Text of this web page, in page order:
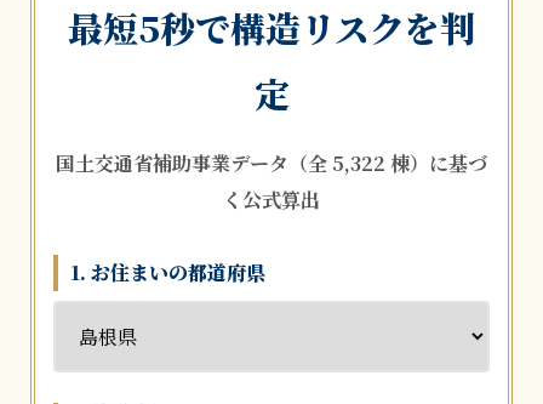
最短5秒で構造リスクを判
定
国土交通省補助事業データ（全 5,322 棟）に基づ
く公式算出
1. お住まいの都道府県